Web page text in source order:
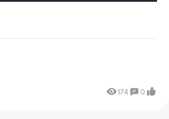
174 0